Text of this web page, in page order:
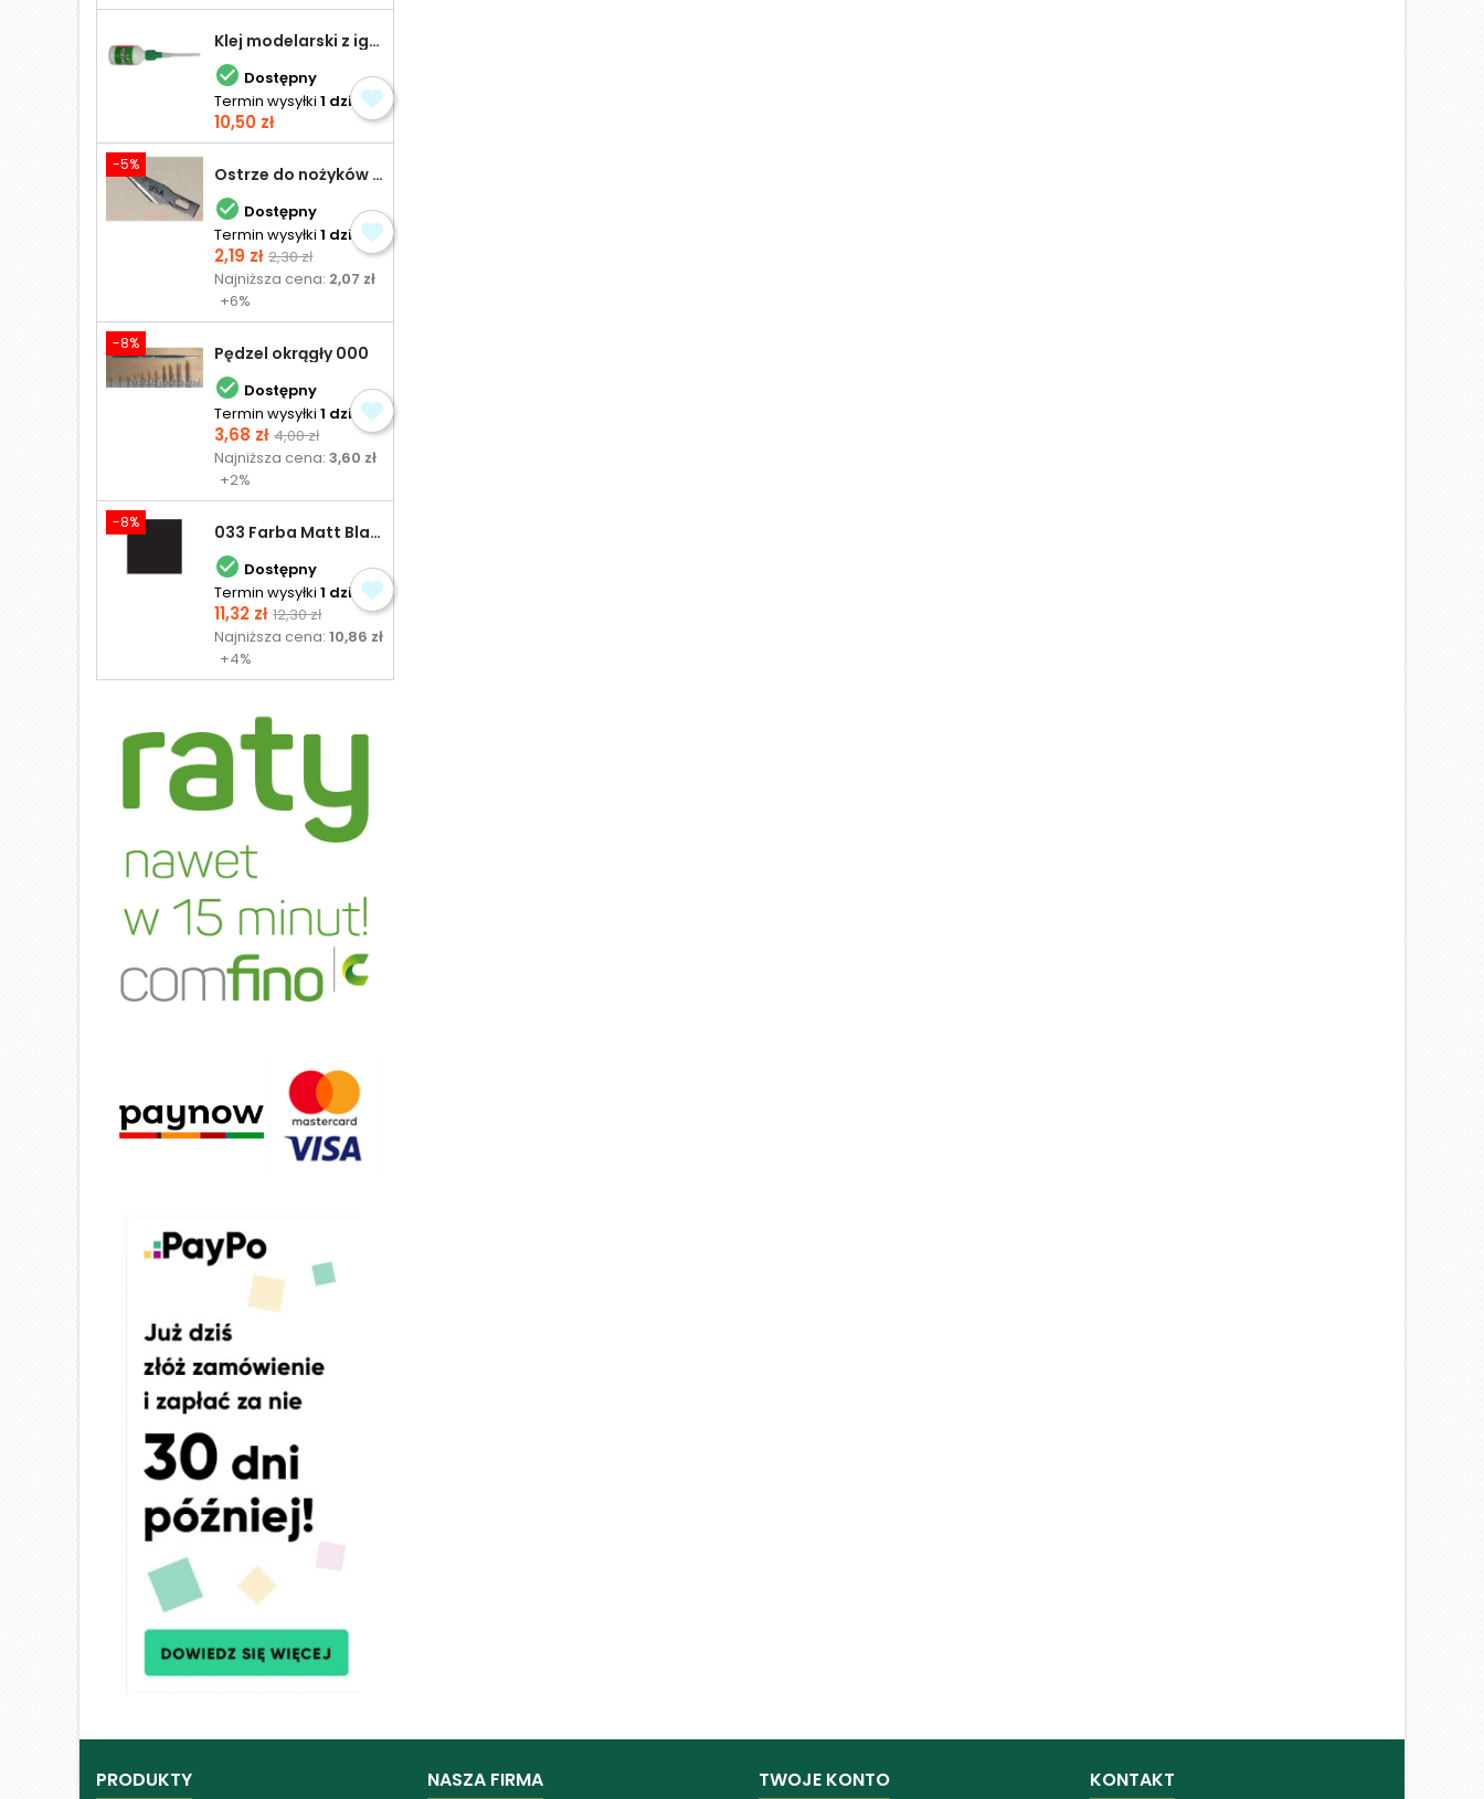
Klej modelarski z igłą 30 ml
 Dostępny
Termin wysyłki 1 dzień
Cena
10,50 zł
-5% Ostrze do nożyków Excel
 Dostępny
Termin wysyłki 1 dzień
Cena
2,19 zł Cena
podstawowa
2,30 zł
Najniższa cena: 2,07 zł
+6%
-8% Pędzel okrągły 000
 Dostępny
Termin wysyłki 1 dzień
Cena
3,68 zł Cena
podstawowa
4,00 zł
Najniższa cena:3,60 zł
+2%
-8% 033 Farba Matt Black - olejna
 Dostępny
Termin wysyłki 1 dzień
Cena
11,32 zł Cena
podstawowa
12,30 zł
Najniższa cena:10,86 zł
+4%
PRODUKTY NASZA FIRMA TWOJE KONTO KONTAKT